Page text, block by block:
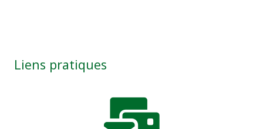
Liens pratiques